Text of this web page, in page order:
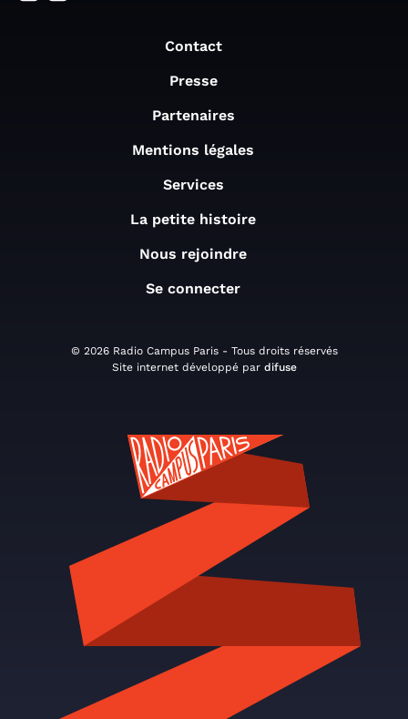
Contact
Presse
Partenaires
Mentions légales
Services
La petite histoire
Nous rejoindre
Se connecter
© 2026 Radio Campus Paris - Tous droits réservés
Site internet développé par difuse